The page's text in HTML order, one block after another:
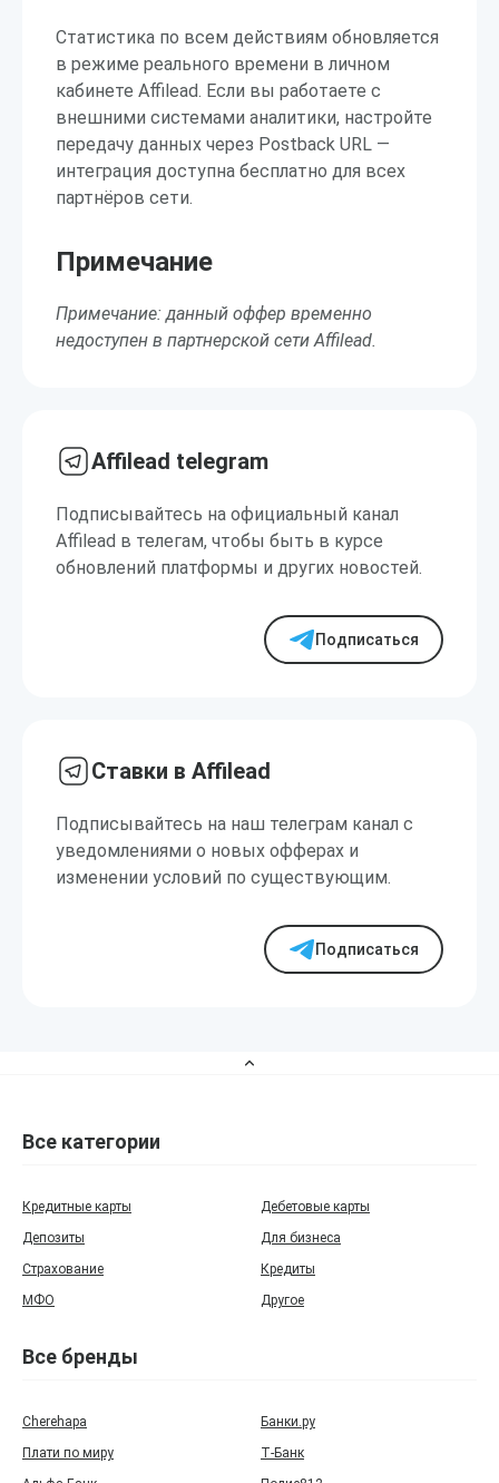
Статистика по всем действиям обновляется
в режиме реального времени в личном
кабинете Affilead. Если вы работаете с
внешними системами аналитики, настройте
передачу данных через Postback URL —
интеграция доступна бесплатно для всех
партнёров сети.
Примечание
Примечание: данный оффер временно
недоступен в партнерской сети Affilead.
Affilead telegram
Подписывайтесь на официальный канал
Affilead в телегам, чтобы быть в курсе
обновлений платформы и других новостей.
Подписаться
Ставки в Affilead
Подписывайтесь на наш телеграм канал с
уведомлениями о новых офферах и
изменении условий по существующим.
Подписаться
Все категории
Кредитные карты
Дебетовые карты
Депозиты
Для бизнеса
Страхование
Кредиты
МФО
Другое
Все бренды
Cherehapa
Банки.ру
Плати по миру
Т‑Банк